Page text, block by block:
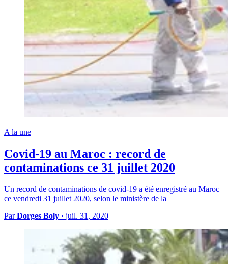
A la une
Covid-19 au Maroc : record de
contaminations ce 31 juillet 2020
Un record de contaminations de covid-19 a été enregistré au Maroc
ce vendredi 31 juillet 2020, selon le ministère de la
ParDorges Boly · juil. 31, 2020